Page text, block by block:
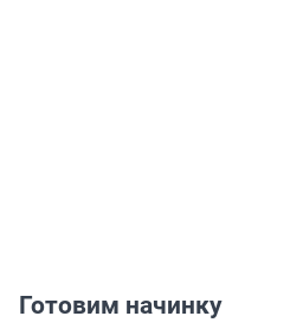
Готовим начинку